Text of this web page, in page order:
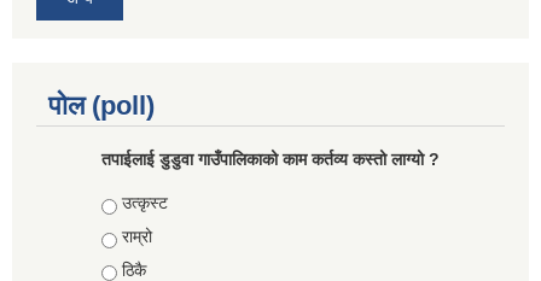
पोल (poll)
तपाईलाई डुडुवा गाउँपालिकाको काम कर्तव्य कस्तो लाग्यो ?
Choices
उत्कृस्ट
राम्रो
ठिकै